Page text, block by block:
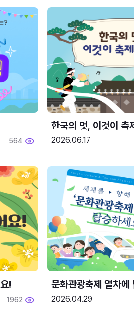
564
한국의 멋, 이것이 축
2026.06.17
!
1962
문화관광축제 열차에
2026.04.29